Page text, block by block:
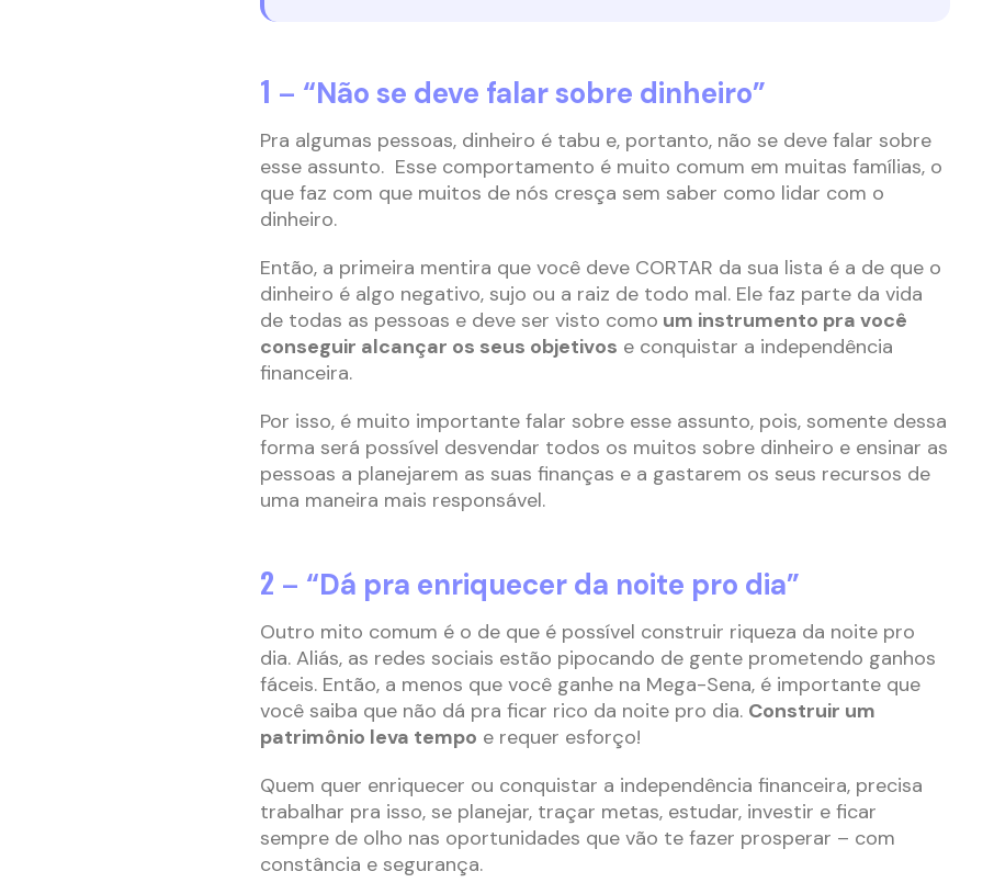
1 – “Não se deve falar sobre dinheiro”
Pra algumas pessoas, dinheiro é tabu e, portanto, não se deve falar sobre
esse assunto. Esse comportamento é muito comum em muitas famílias, o
que faz com que muitos de nós cresça sem saber como lidar com o
dinheiro.
Então, a primeira mentira que você deve CORTAR da sua lista é a de que o
dinheiro é algo negativo, sujo ou a raiz de todo mal. Ele faz parte da vida
de todas as pessoas e deve ser visto como um instrumento pra você
conseguir alcançar os seus objetivos e conquistar a independência
financeira.
Por isso, é muito importante falar sobre esse assunto, pois, somente dessa
forma será possível desvendar todos os muitos sobre dinheiro e ensinar as
pessoas a planejarem as suas finanças e a gastarem os seus recursos de
uma maneira mais responsável.
2 – “Dá pra enriquecer da noite pro dia”
Outro mito comum é o de que é possível construir riqueza da noite pro
dia. Aliás, as redes sociais estão pipocando de gente prometendo ganhos
fáceis. Então, a menos que você ganhe na Mega-Sena, é importante que
você saiba que não dá pra ficar rico da noite pro dia. Construir um
patrimônio leva tempo e requer esforço!
Quem quer enriquecer ou conquistar a independência financeira, precisa
trabalhar pra isso, se planejar, traçar metas, estudar, investir e ficar
sempre de olho nas oportunidades que vão te fazer prosperar – com
constância e segurança.